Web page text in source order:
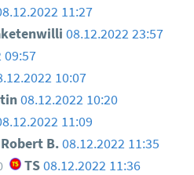
11:27
08.12.2022 23:57
09:57
10:07
08.12.2022 10:20
11:09
B. 08.12.2022 11:35
TS08.12.2022 11:36